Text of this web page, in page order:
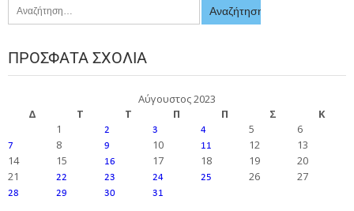
ΠΡΌΣΦΑΤΑ ΣΧΌΛΙΑ
Αύγουστος 2023
Δ
Τ Τ Π Π Σ
Κ
1
2 3 4 5 6
7 8 9 10 11 12
13
14
15 16 17 18 19
20
21
22 23 24 25 26 27
28 29 30 31